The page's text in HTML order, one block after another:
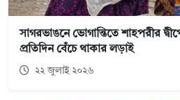
সাগরভাঙনে ভোগান্তিতে শাহপরীর
প্রতিদিন বেঁচে থাকার লড়াই
২২ জুলাই ২০২৬